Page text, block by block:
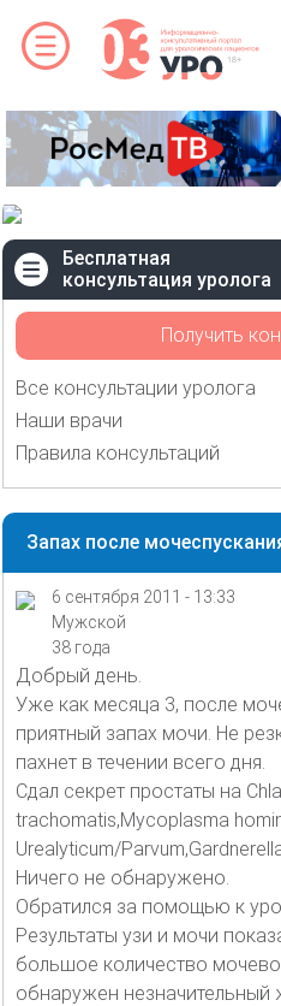
Бесплатная
консультация уролога
Получить
Все консультации уролога
Наши врачи
Правила консультаций
Запах после
6 сентября 2011 - 13:33
Мужской
38 года
Добрый день.
Уже как месяца 3, после
приятный запах мочи. Не
пахнет в течении всего дня.
Сдал секрет простаты на
trachomatis,Mycoplasma
Urealyticum/
Ничего не обнаружено.
Обратился за помощью к
Результаты узи и мочи
большое количество
обнаружен незначительный